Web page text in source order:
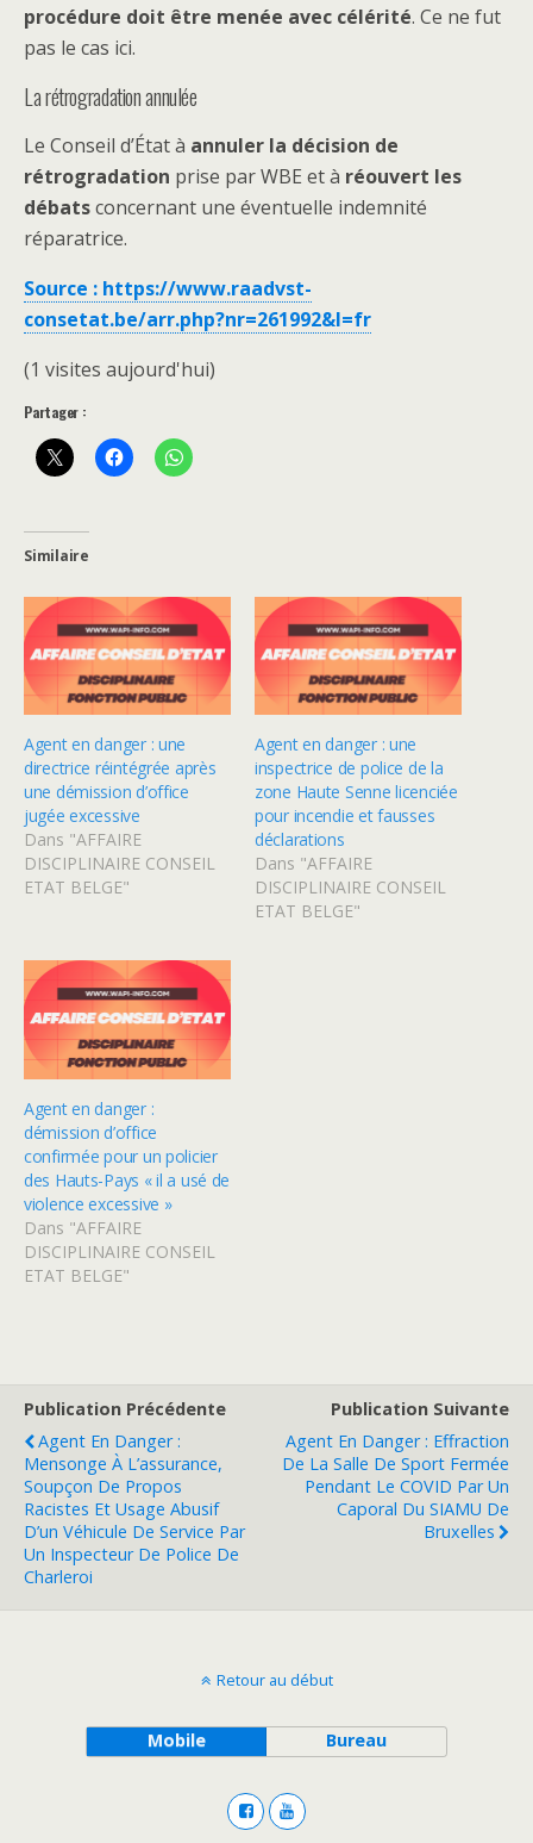
procédure doit être menée avec célérité. Ce ne fut
pas le cas ici.
La rétrogradation annulée
Le Conseil d’État à annuler la décision de
rétrogradation prise par WBE et à réouvert les
débatsconcernant une éventuelle indemnité
réparatrice.
Source : https://www.raadvst-
consetat.be/arr.php?nr=261992&l=fr
(1 visites aujourd'hui)
Partager :
Similaire
Agent en danger : une
directrice réintégrée après
une démission d’office
jugée excessive
Dans "AFFAIRE
DISCIPLINAIRE CONSEIL
ETAT BELGE"
Agent en danger : une
inspectrice de police de la
zone Haute Senne licenciée
pour incendie et fausses
déclarations
Dans "AFFAIRE
DISCIPLINAIRE CONSEIL
ETAT BELGE"
Agent en danger :
démission d’office
confirmée pour un policier
des Hauts-Pays « il a usé de
violence excessive »
Dans "AFFAIRE
DISCIPLINAIRE CONSEIL
ETAT BELGE"
Publication Précédente
Agent En Danger :
Mensonge À L’assurance,
Soupçon De Propos
Racistes Et Usage Abusif
D’un Véhicule De Service Par
Un Inspecteur De Police De
Charleroi
Publication Suivante
Agent En Danger : Effraction
De La Salle De Sport Fermée
Pendant Le COVID Par Un
Caporal Du SIAMU De
Bruxelles
Retour au début
Mobile Bureau